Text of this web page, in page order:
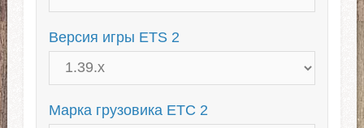
Для ЕТС 2 1.38
Версия игры ETS 2
Марка грузовика ЕТС 2